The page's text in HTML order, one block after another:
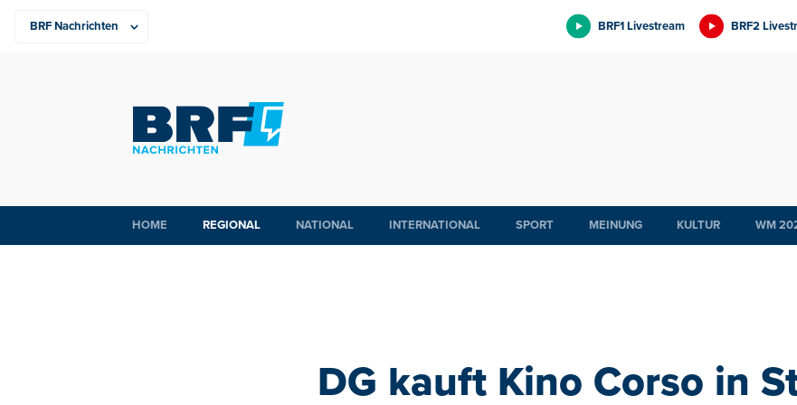
BRF1 Livestream BRF2
HOME REGIONAL NATIONAL INTERNATIONAL SPORT MEINUNG KULTUR WM
DG kauft Kino Corso in